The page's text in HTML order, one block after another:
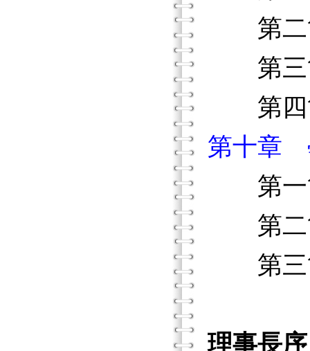
第二
第三
第四
第十章
第一
第二
第三
理事長序